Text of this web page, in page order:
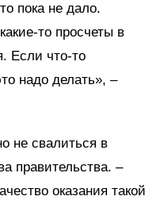
пока не дало.
то просчеты в
Если что-то
надо делать», –
не свалиться в
правительства. –
оказания такой